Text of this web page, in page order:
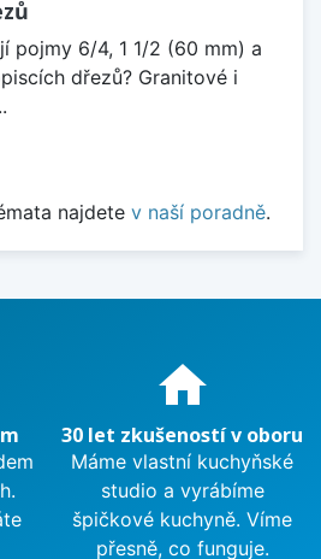
pojmy 6/4, 1 1/2 (60 mm) a
dřezů? Granitové i
najdete v naší poradně.
home
30 let zkušeností v oboru
Máme vlastní kuchyňské
studio a vyrábíme
špičkové kuchyně. Víme
přesně, co funguje.